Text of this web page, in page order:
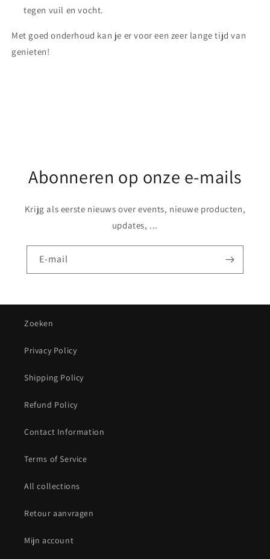
tegen vuil en vocht.
Met goed onderhoud kan je er voor een zeer lange tijd van
genieten!
Abonneren op onze e-mails
Krijg als eerste nieuws over events, nieuwe producten,
updates, ...
E‑mail
Zoeken
Privacy Policy
Shipping Policy
Refund Policy
Contact Information
Terms of Service
All collections
Retour aanvragen
Mijn account